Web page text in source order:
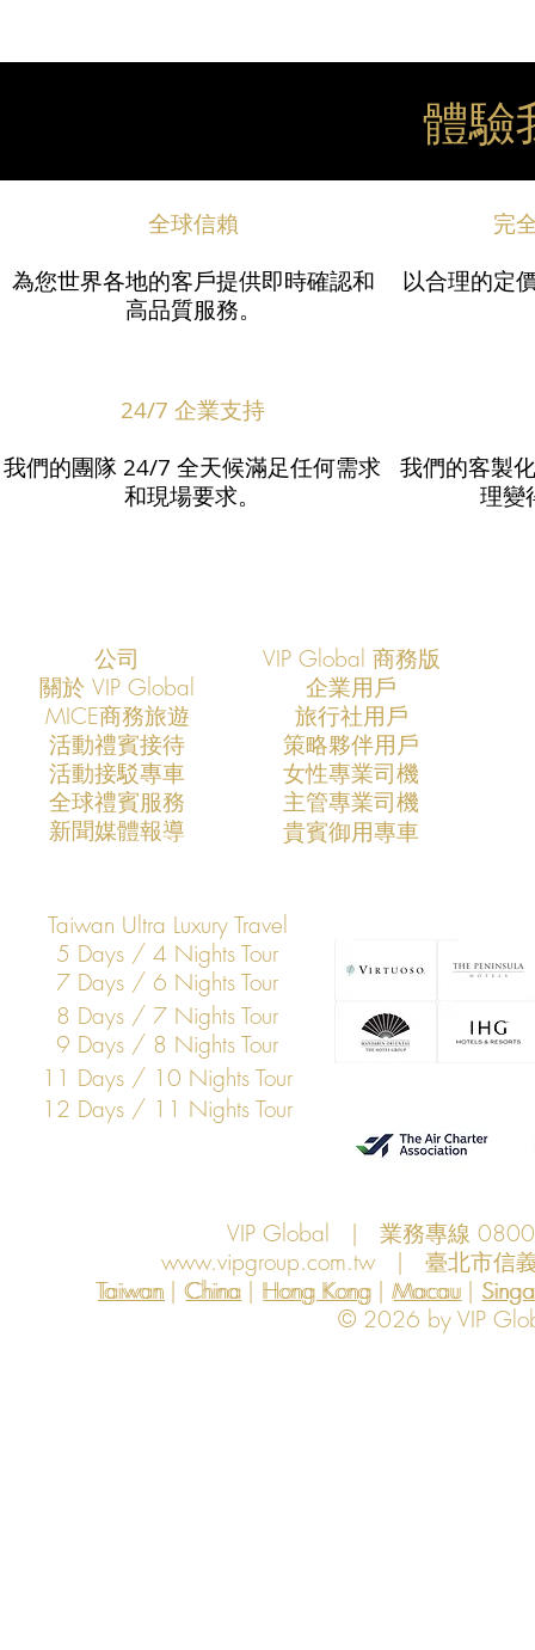
體驗
全球信賴
為您世界各地的客戶提供即時確認和
高品質服務。​
24/7 企業支持
我們的團隊 24/7 全天候滿足任何需求
和現場要求。
完
以合理的定
我們的客製
理變
公司
VIP Global 商務版
關於 VIP Global
企業用戶
​MICE商務旅遊
旅行社用戶
​活動禮賓接待
策略夥伴用戶
活動接駁專車
​全球禮賓服務
​新聞媒體報導
​女性專業司機
​主管專業司機
​貴賓御用專車
Taiwan Ultra Luxury Travel
5 Days / 4 Nights Tour
7 Days / 6 Nights Tour
8 Days / 7 Nights Tour
9 Days / 8 Nights Tour
11 Days / 10 Nights Tour
12 Days / 11 Nights Tour
VIP Global | 業務專線
www.vipgroup.com.tw | 臺北市信
Taiwan | China | Hong Kong | Macau |
Hong Kong
China Macau
Taiwan
© 2026 by VIP